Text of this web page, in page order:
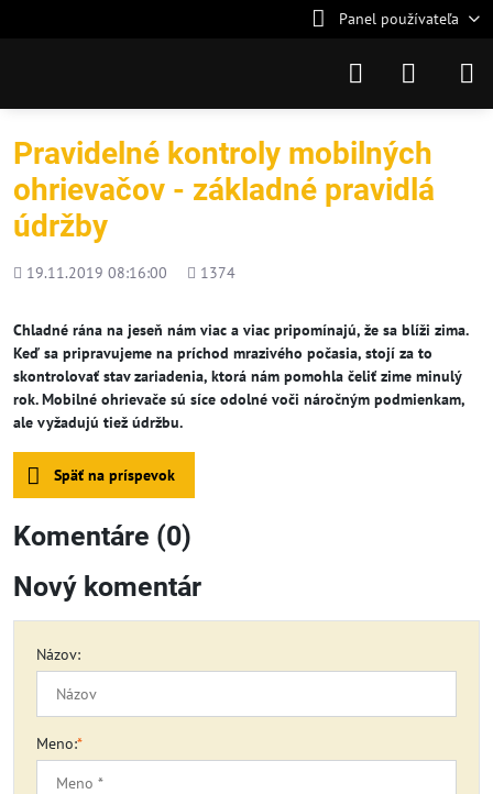
Panel používateľa
Pravidelné kontroly mobilných
ohrievačov - základné pravidlá
údržby
Pridané
19.11.2019 08:16:00
Počet
1374
Chladné rána na jeseň nám viac a viac pripomínajú, že sa blíži zima.
Keď sa pripravujeme na príchod mrazivého počasia, stojí za to
skontrolovať stav zariadenia, ktorá nám pomohla čeliť zime minulý
rok. Mobilné ohrievače sú síce odolné voči náročným podmienkam,
ale vyžadujú tiež údržbu.
Späť na príspevok
Komentáre (0)
Nový komentár
Názov:
Meno:*